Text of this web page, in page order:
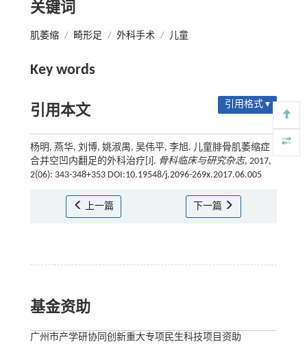
关键词
肌萎缩 / 畸形足 / 外科手术 / 儿童
Key words
引用本文 引用格式 ▾
杨明, 燕华, 刘博, 姚淑禺, 吴伟平, 李旭. 儿童腓骨肌萎缩症
合并空凹内翻足的外科治疗[J]. 骨科临床与研究杂志, 2017,
2(06): 343-348+353 DOI:10.19548/j.2096-269x.2017.06.005
上一篇 下一篇
基金资助
广州市产学研协同创新重大专项民生科技项目资助